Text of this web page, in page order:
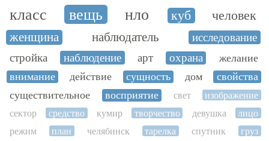
класс
вещь нло куб человек
женщина наблюдатель
исследование
стройка
наблюдение арт охрана
желание
внимание
действие сущность дом
свойства
существительное
восприятие свет
изображение
сектор
средство кумир творчество девушка
лицо
режим
план челябинск тарелка спутник
груз